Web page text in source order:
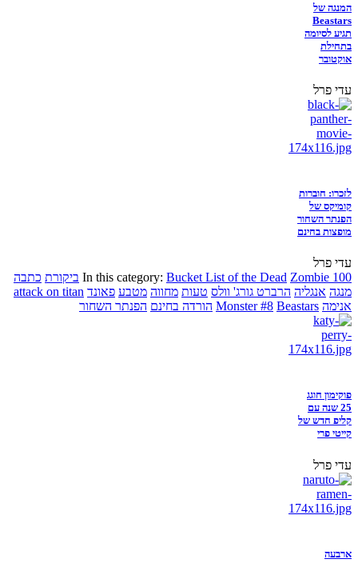
המנגה של
Beastars
תגיע לסיומה
בתחילת
אוקטובר
עדי פרל
לזכרו: חוברות
קומיקס של
הפנתר השחור
מופצות בחינם
עדי פרל
In this category: Bucket List of the Dead Zombie 100 ביקורת כתבה
מנגה אנגליה הרברט גורג' וולס טעות מחווה מטבע פאונד attack on titan
אנימה
Monster #8 Beastars הורדה בחינם הפנתר השחור
פוקימון חוגג
25 שנה עם
קליפ חדש של
קייטי פרי
עדי פרל
ארבעה